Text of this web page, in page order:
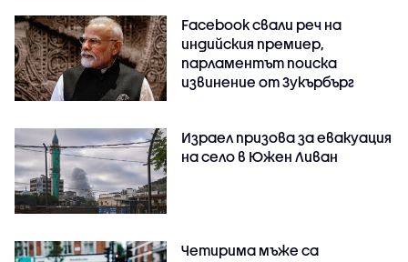
Facebook свали реч на
индийския премиер,
парламентът поиска
извинение от Зукърбърг
Израел призова за евакуация
на село в Южен Ливан
Четирима мъже са